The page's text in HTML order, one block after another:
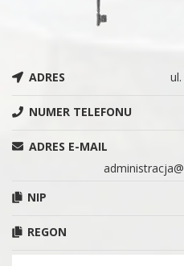
ADRES
NUMER TELEFONU
ADRES E-MAIL
NIP
REGON